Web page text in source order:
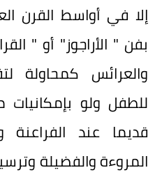
إلا في أواسط القرن
بفن " الأراجوز" أو "
والعرائس كمحاولة
للطفل ولو
قديما عند الفراعنة
المروءة والفضيلة